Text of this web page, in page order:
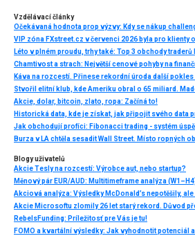
Vzdělávací články
Očekávaná hodnota prop výzvy: Kdy se nákup
VIP zóna FXstreet.cz v červenci 2026 byla pro klienty
Káva na rozcestí. Přinese rekordní úroda další pokles
Akcie, dolar, bitcoin, zlato, ropa: Začíná to!
Blogy uživatelů
Akcie Tesly na rozcestí: Výrobce aut, nebo startup?
Měnový pár EUR/AUD: Multitimeframe analýza
RebelsFunding: Príležitosť pre Vás je tu!
FOMO a kvartální výsledky: Jak vyhodnotit potenciál